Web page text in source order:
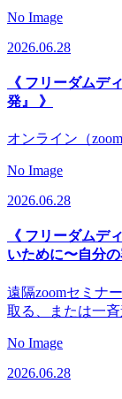
No Image
2026.06.28
《 フリーダムデ
発』 》
オンライン（zoom
No Image
2026.06.28
《 フリーダム
いために〜自分
遠隔zoomセミナ
取る、または一
No Image
2026.06.28